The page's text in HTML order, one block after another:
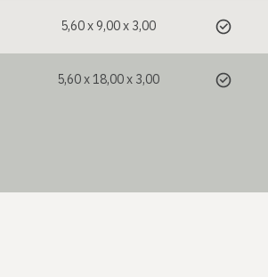
5,60 x 9,00 x 3,00
5,60 x 18,00 x 3,00